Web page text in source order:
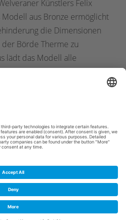
Künstlers Felix
aus Bronze ermöglicht
die Dimensionen
Börde Therme zu
lädt das Modell alle
zur Kommunikation an. Bei
das Modell eine
Einstellungen